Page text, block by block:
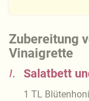
Zubereitung
Vinaigrette
1. Salatbett
1 TL